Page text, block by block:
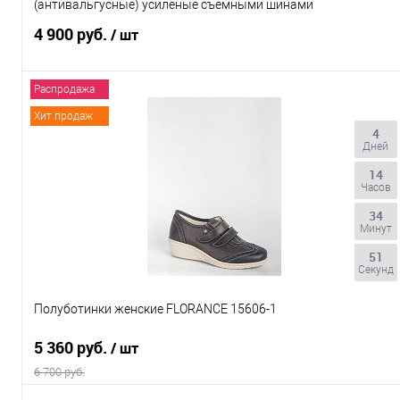
(антивальгусные) усиленые съемными шинами
4 900 руб. / шт
Распродажа
Хит продаж
4
Дней
14
Часов
34
Минут
50
Секунд
Полуботинки женские FLORANCE 15606-1
5 360 руб. / шт
6 700 руб.